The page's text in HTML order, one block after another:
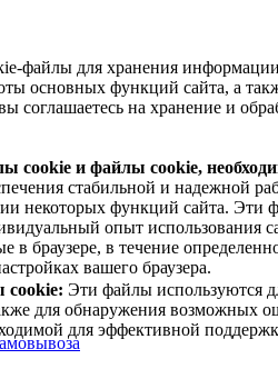
файлы для хранения
основных функций сайта, а
соглашаетесь на хранение и
cookie и файлы cookie,
стабильной и надежной
некоторых функций сайта. Эти
опыт использования
в браузере, в течение
вашего браузера.
cookie: Эти файлы используются
для обнаружения возможных
для эффективной